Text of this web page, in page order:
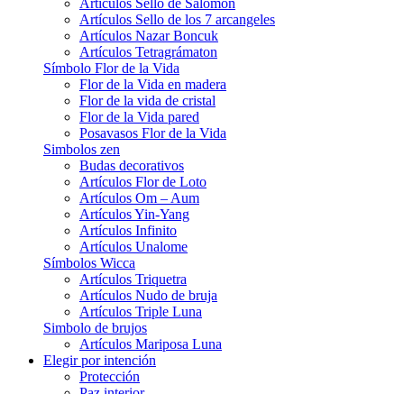
Artículos Sello de Salomón
Artículos Sello de los 7 arcangeles
Artículos Nazar Boncuk
Artículos Tetragrámaton
Símbolo Flor de la Vida
Flor de la Vida en madera
Flor de la vida de cristal
Flor de la Vida pared
Posavasos Flor de la Vida
Simbolos zen
Budas decorativos
Artículos Flor de Loto
Artículos Om – Aum
Artículos Yin-Yang
Artículos Infinito
Artículos Unalome
Símbolos Wicca
Artículos Triquetra
Artículos Nudo de bruja
Artículos Triple Luna
Simbolo de brujos
Artículos Mariposa Luna
Elegir por intención
Protección